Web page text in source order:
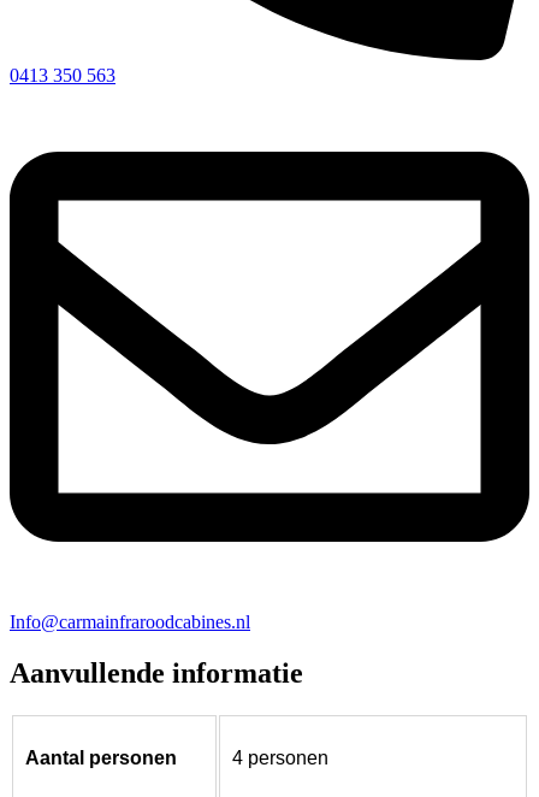
0413 350 563
Info@carmainfraroodcabines.nl
Aanvullende informatie
Aantal personen 4 personen